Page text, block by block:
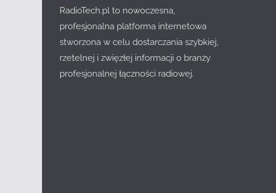
RadioTech.pl to nowoczesna,
profesjonalna platforma internetowa
stworzona w celu dostarczania szybkiej,
rzetelnej i zwięzłej informacji o branży
profesjonalnej łączności radiowej.